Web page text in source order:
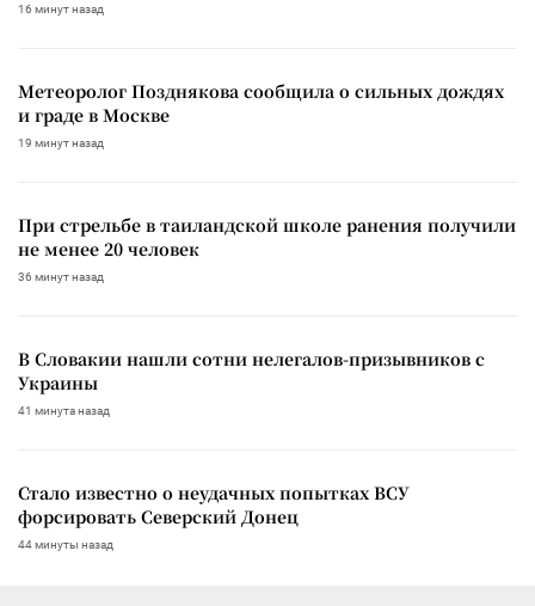
16 минут назад
Метеоролог Позднякова сообщила о сильных дождях
и граде в Москве
19 минут назад
При стрельбе в таиландской школе ранения получили
не менее 20 человек
36 минут назад
В Словакии нашли сотни нелегалов-призывников с
Украины
41 минута назад
Стало известно о неудачных попытках ВСУ
форсировать Северский Донец
44 минуты назад